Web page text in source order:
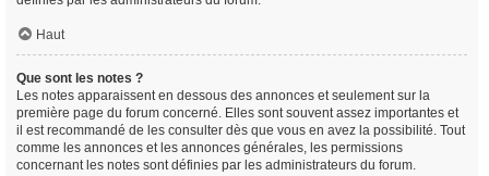
Haut
Que sont les notes ?
Les notes apparaissent en dessous des annonces et seulement sur la
première page du forum concerné. Elles sont souvent assez importantes et
il est recommandé de les consulter dès que vous en avez la possibilité. Tout
comme les annonces et les annonces générales, les permissions
concernant les notes sont définies par les administrateurs du forum.